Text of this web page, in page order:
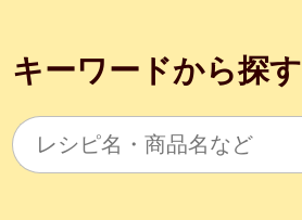
キーワードから探す